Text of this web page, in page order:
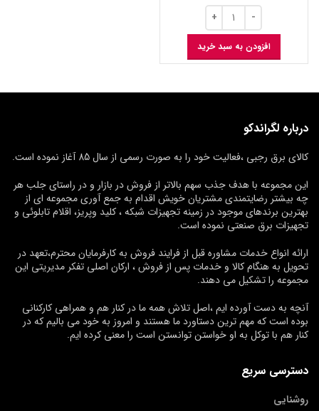
افزودن به سبد خرید
درباره لگراندکو
کالای برق رجبی ،فعالیت خود را به صورت رسمی از سال 85 آغاز نموده است.
این مجموعه با هدف جذب سهم بالاتر از فروش در بازار و در راستای جلب هر
چه بیشتر رضایتمندی مشتریان خویش اقدام به جمع آوری مجموعه ای از
بهترین برندهای موجود در زمینه تجهیزات شبکه ، کلید وپریز، اقلام تابلوئی و
تجهیزات برق صنعتی نموده است.
ارائه انواع خدمات مشاوره قبل از فرایند فروش به کارفرمایان محترم،تعهد در
تحویل به هنگام کالا و خدمات پس از فروش ، ارکان اصلی تفکر مدیریتی این
مجموعه را تشکیل می دهند.
آنچه به دست آورده ایم ،اصل تلاش همه ما در کنار هم و همراهی کارکنانی
بوده است که مهم ترین دستاورد ما هستند و امروز به خود می بالیم که در
کنار هم با توکل به او خواستن توانستن است را معنی کرده ایم.
دسترسی سریع
روشنایی